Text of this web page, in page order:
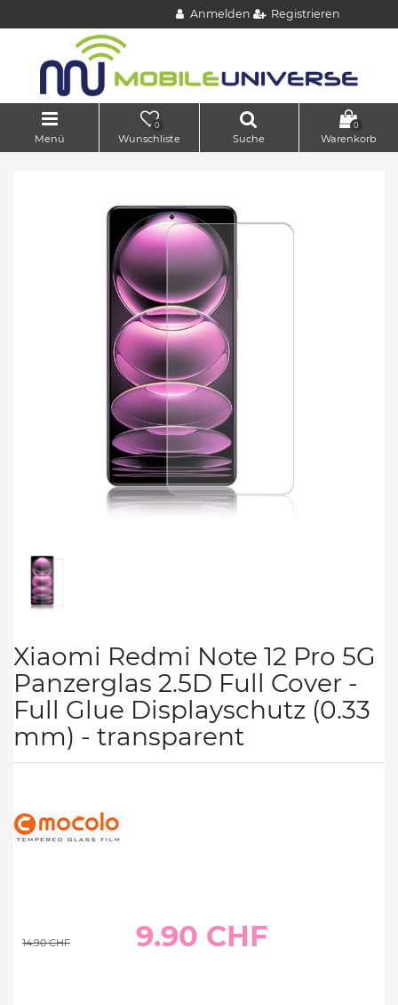
Anmelden Registrieren
Menü
0
Wunschliste Suche
0
Warenkorb
Xiaomi Redmi Note 12 Pro 5G
Panzerglas 2.5D Full Cover -
Full Glue Displayschutz (0.33
mm) - transparent
14.90 CHF 9.90 CHF